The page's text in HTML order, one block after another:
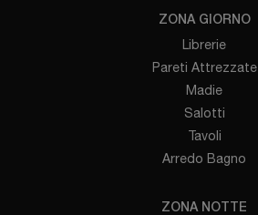
ZONA GIORNO
Librerie
Pareti Attrezzate
Madie
Salotti
Tavoli
Arredo Bagno
ZONA NOTTE